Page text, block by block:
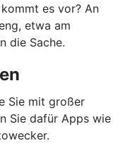
es vor? An
etwa am
die Sache.
Sie mit großer
Sie dafür Apps wie